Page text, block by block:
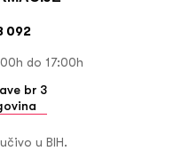
092
do 17:00h
br 3
u BIH.